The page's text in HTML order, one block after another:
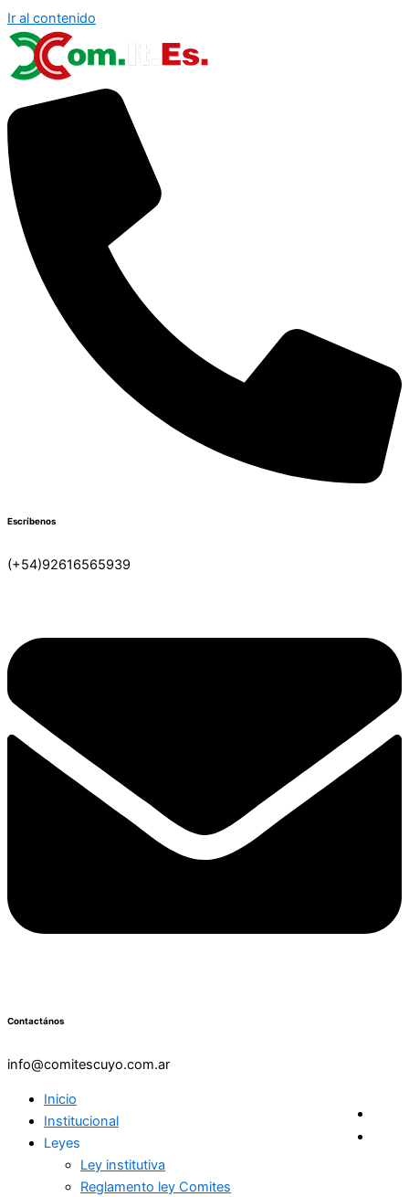
Ir al contenido
Escríbenos
(+54)92616565939
Contactános
info@comitescuyo.com.ar
Inicio
Institucional
Leyes
Ley institutiva
Reglamento ley Comites